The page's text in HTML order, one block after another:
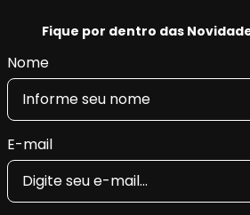
Fique por dentro das
Nome
E-mail